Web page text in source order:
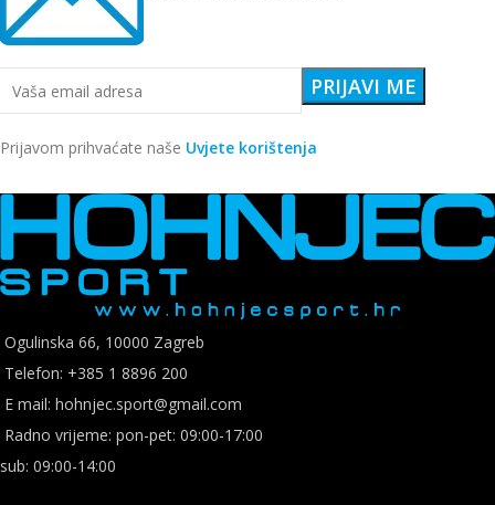
Prijavom prihvaćate naše Uvjete korištenja
Ogulinska 66, 10000 Zagreb
Telefon: +385 1 8896 200
E mail: hohnjec.sport@gmail.com
Radno vrijeme: pon-pet: 09:00-17:00
sub: 09:00-14:00